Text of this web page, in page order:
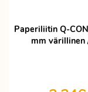
Paperiliitin Q-
mm värillinen